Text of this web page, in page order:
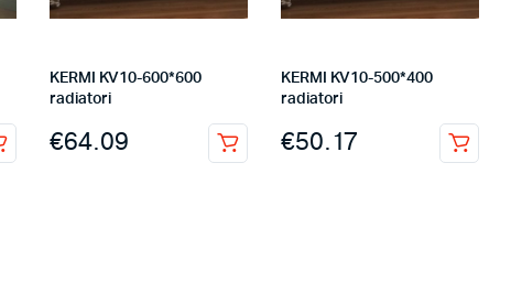
KERMI KV10-600*600
radiatori
€64.09
KERMI KV10-500*400
radiatori
€50.17